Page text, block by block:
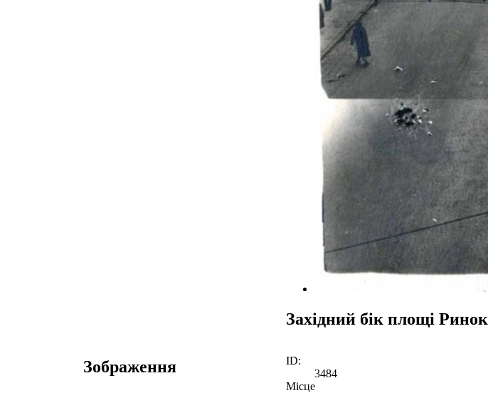
Західний бік площі Ринок
Зображення
ID:
3484
Місце